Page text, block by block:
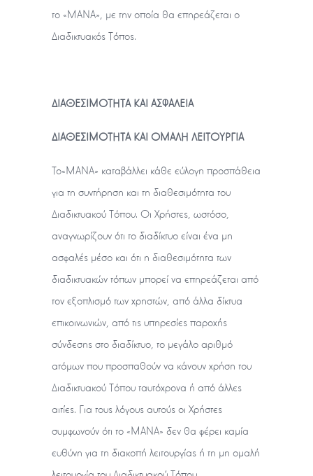
το «ΜΑΝΑ», με την οποία θα επηρεάζεται ο
Διαδικτυακός Τόπος.
ΔΙΑΘΕΣΙΜΟΤΗΤΑ ΚΑΙ ΑΣΦΑΛΕΙΑ
ΔΙΑΘΕΣΙΜΟΤΗΤΑ ΚΑΙ ΟΜΑΛΗ ΛΕΙΤΟΥΡΓΙΑ
To«ΜΑΝΑ» καταβάλλει κάθε εύλογη προσπάθεια
για τη συντήρηση και τη διαθεσιμότητα του
Διαδικτυακού Τόπου. Οι Χρήστες, ωστόσο,
αναγνωρίζουν ότι το διαδίκτυο είναι ένα μη
ασφαλές μέσο και ότι η διαθεσιμότητα των
διαδικτυακών τόπων μπορεί να επηρεάζεται από
τον εξοπλισμό των χρηστών, από άλλα δίκτυα
επικοινωνιών, από τις υπηρεσίες παροχής
σύνδεσης στο διαδίκτυο, το μεγάλο αριθμό
ατόμων που προσπαθούν να κάνουν χρήση του
Διαδικτυακού Τόπου ταυτόχρονα ή από άλλες
αιτίες. Για τους λόγους αυτούς οι Χρήστες
συμφωνούν ότι το «ΜΑΝΑ» δεν θα φέρει καμία
ευθύνη για τη διακοπή λειτουργίας ή τη μη ομαλή